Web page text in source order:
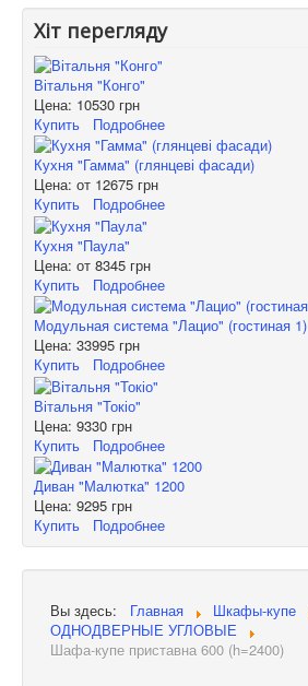
Хіт перегляду
Вітальня "Конго"
Цена: 10530 грн
Купить
Подробнее
Кухня "Гамма" (глянцеві фасади)
Цена: от 12675 грн
Купить
Подробнее
Кухня "Паула"
Цена: от 8345 грн
Купить
Подробнее
Модульная система "Лацио" (гостиная 1)
Цена: 33995 грн
Купить
Подробнее
Вітальня "Токіо"
Цена: 9330 грн
Купить
Подробнее
Диван "Малютка" 1200
Цена: 9295 грн
Купить
Подробнее
Вы здесь: Главная
Шкафы-купе
ОДНОДВЕРНЫЕ УГЛОВЫЕ
Шафа-купе приставна 600 (h=2400)